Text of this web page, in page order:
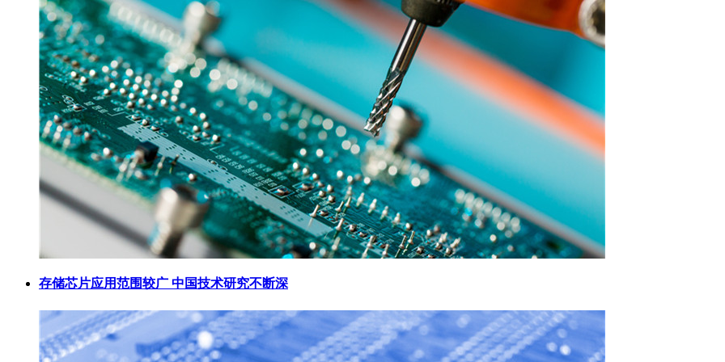
存储芯片应用范围较广 中国技术研究不断深